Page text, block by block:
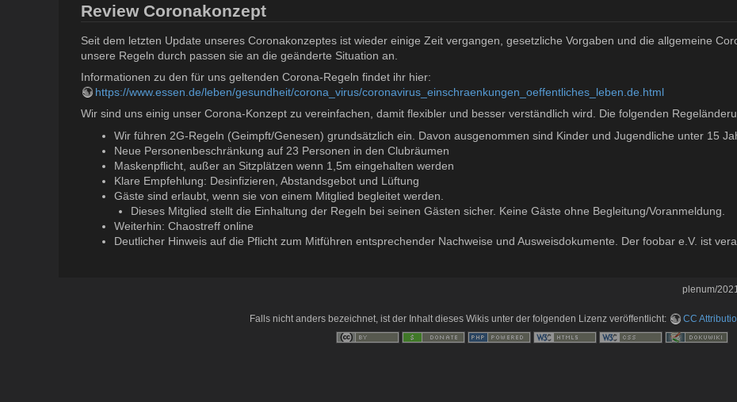
Review Coronakonzept
Seit dem letzten Update unseres Coronakonzeptes ist wieder einige Zeit vergangen, gesetzliche Vorgaben und die allgemeine
unsere Regeln durch passen sie an die geänderte Situation an.
Informationen zu den für uns geltenden Corona-Regeln findet ihr hier:
https://www.essen.de/leben/gesundheit/corona_virus/coronavirus_einschraenkungen_oeffentliches_leben.de.html
Wir sind uns einig unser Corona-Konzept zu vereinfachen, damit flexibler und besser verständlich wird. Die folgenden
Wir führen 2G-Regeln (Geimpft/Genesen) grundsätzlich ein. Davon ausgenommen sind Kinder und Jugendliche unter 15
Neue Personenbeschränkung auf 23 Personen in den Clubräumen
Maskenpflicht, außer an Sitzplätzen wenn 1,5m eingehalten werden
Klare Empfehlung: Desinfizieren, Abstandsgebot und Lüftung
Gäste sind erlaubt, wenn sie von einem Mitglied begleitet werden.
Dieses Mitglied stellt die Einhaltung der Regeln bei seinen Gästen sicher. Keine Gäste ohne Begleitung/Voranmeldung.
Weiterhin: Chaostreff online
Deutlicher Hinweis auf die Pflicht zum Mitführen entsprechender Nachweise und Ausweisdokumente. Der foobar e.V. ist
plenum/
Falls nicht anders bezeichnet, ist der Inhalt dieses Wikis unter der folgenden Lizenz veröffentlicht: CC